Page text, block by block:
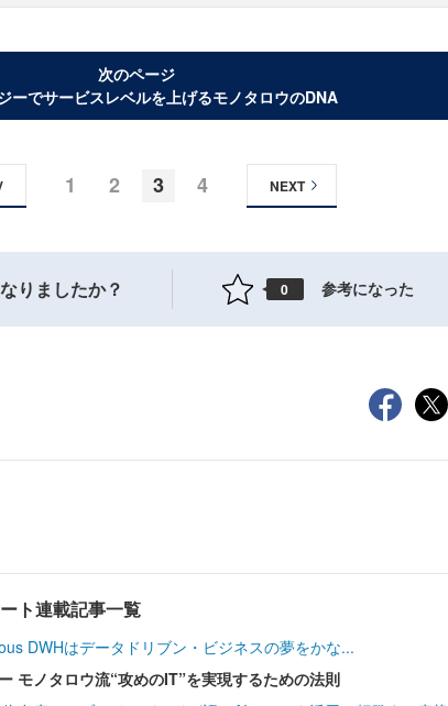
次のページ
ーでサービスレベルを上げるモノタロウのDNA
1 2 3 4 NEXT
りましたか？ 0 参考になった
ト連載記事一覧
DWHはデータドリブン・ビジネスの夢をかな...
モノタロウ流“攻めのIT”を実現するための法則